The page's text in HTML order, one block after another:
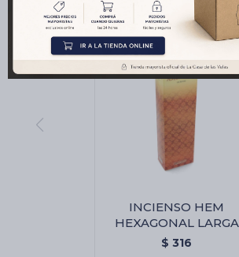
INCIENSO HEM
HEXAGONAL LARGA
CAJA X6 - Ambar
$ 316